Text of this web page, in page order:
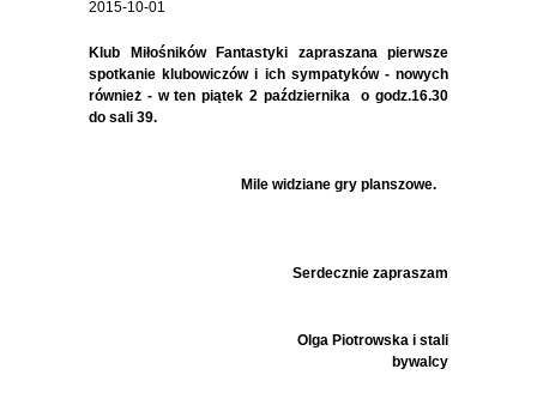
2015-10-01
Klub Miłośników Fantastyki zapraszana pierwsze
spotkanie klubowiczów i ich sympatyków - nowych
również - w ten piątek 2 października o godz.16.30
do sali 39.
Mile widziane gry planszowe.
Serdecznie zapraszam
Olga Piotrowska i stali
bywalcy